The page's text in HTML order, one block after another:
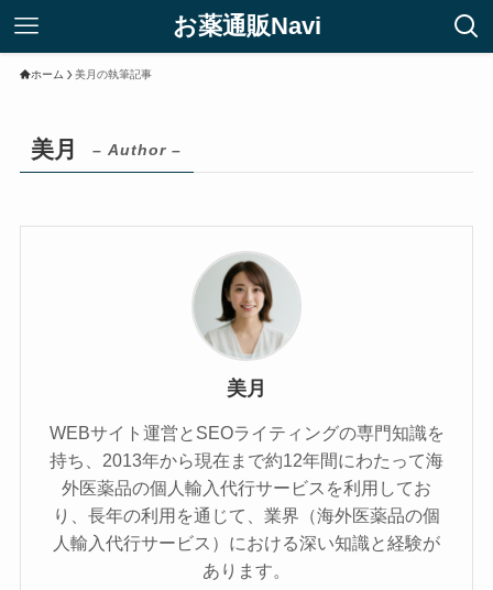
お薬通販Navi
ホーム 美月の執筆記事
美月 – Author –
美月
WEBサイト運営とSEOライティングの専門知識を
持ち、2013年から現在まで約12年間にわたって海
外医薬品の個人輸入代行サービスを利用してお
り、長年の利用を通じて、業界（海外医薬品の個
人輸入代行サービス）における深い知識と経験が
あります。